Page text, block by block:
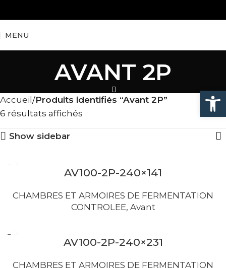
Ouvrir
MENU
AVANT 2P
Accueil
Produits identifiés “Avant 2P”
6 résultats affichés
Show sidebar
AV100-2P-240×141
CHAMBRES ET ARMOIRES DE FERMENTATION
CONTROLEE, Avant
AV100-2P-240×231
CHAMBRES ET ARMOIRES DE FERMENTATION